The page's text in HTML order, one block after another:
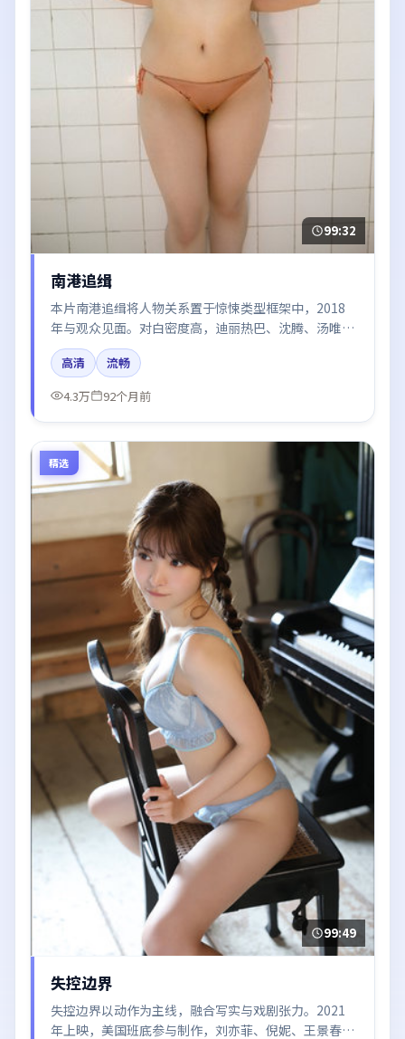
99:32
南港追缉
本片南港追缉将人物关系置于惊悚类型框架中，2018
年与观众见面。对白密度高，迪丽热巴、沈腾、汤唯、
赵丽颖的台词节奏值得关注；整体气质偏法国都市与冷
色调摄影。
高清
流畅
4.3万
92个月前
精选
99:49
失控边界
失控边界以动作为主线，融合写实与戏剧张力。2021
年上映，美国班底参与制作，刘亦菲、倪妮、王景春在